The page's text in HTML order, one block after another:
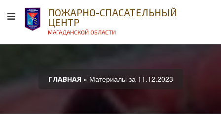
ПОЖАРНО-СПАСАТЕЛЬНЫЙ
ЦЕНТР
МАГАДАНСКОЙ ОБЛАСТИ
ГЛАВНАЯ » Материалы за 11.12.2023